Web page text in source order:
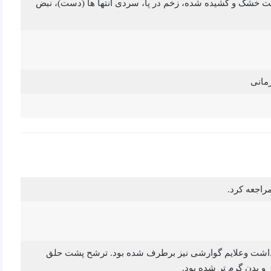
خشک و کشیده شده، زخم در پا، سردی انتها ها (دست)، نبض
کرد.
وعلایم گوارشی نیز برطرف شده بود. ترشح پشت حلق
و بدن گرم تر شده بود.